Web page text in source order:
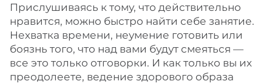
Прислушиваясь к тому, что действительно
нравится, можно быстро найти себе занятие.
Нехватка времени, неумение готовить или
боязнь того, что над вами будут смеяться —
все это только отговорки. И как только вы их
преодолеете, ведение здорового образа